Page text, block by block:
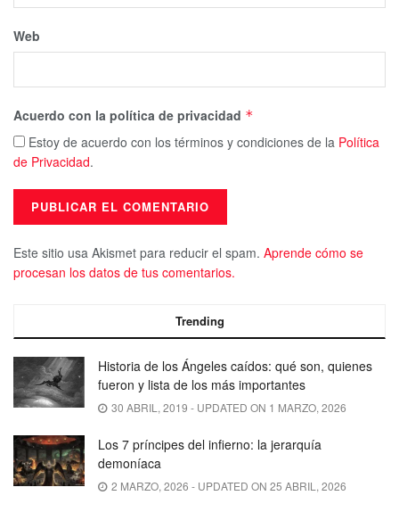
Web
Acuerdo con la política de privacidad *
Estoy de acuerdo con los términos y condiciones de la Política
de Privacidad.
Este sitio usa Akismet para reducir el spam. Aprende cómo se
procesan los datos de tus comentarios.
Trending
Historia de los Ángeles caídos: qué son, quienes
fueron y lista de los más importantes
30 ABRIL, 2019 - UPDATED ON 1 MARZO, 2026
Los 7 príncipes del infierno: la jerarquía
demoníaca
2 MARZO, 2026 - UPDATED ON 25 ABRIL, 2026